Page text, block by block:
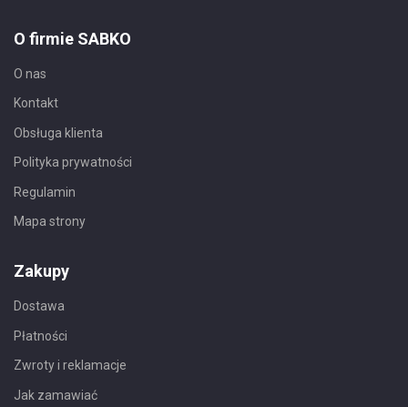
O firmie SABKO
O nas
Kontakt
Obsługa klienta
Polityka prywatności
Regulamin
Mapa strony
Zakupy
Dostawa
Płatności
Zwroty i reklamacje
Jak zamawiać